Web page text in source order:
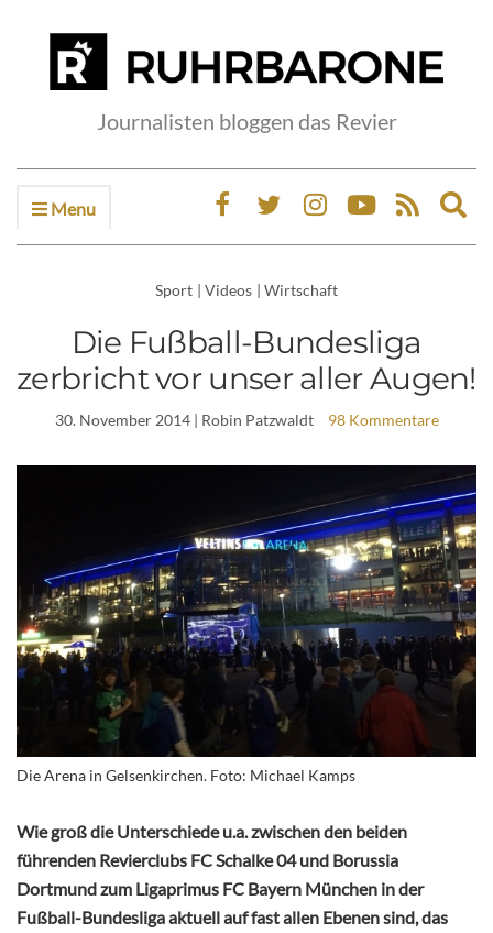
Journalisten bloggen das Revier
Menu
Sport | Videos | Wirtschaft
Die Fußball-Bundesliga
zerbricht vor unser aller Augen!
30. November 2014| Robin Patzwaldt 98 Kommentare
Die Arena in Gelsenkirchen. Foto: Michael Kamps
Wie groß die Unterschiede u.a. zwischen den beiden
führenden Revierclubs FC Schalke 04 und Borussia
Dortmund zum Ligaprimus FC Bayern München in der
Fußball-Bundesliga aktuell auf fast allen Ebenen sind, das